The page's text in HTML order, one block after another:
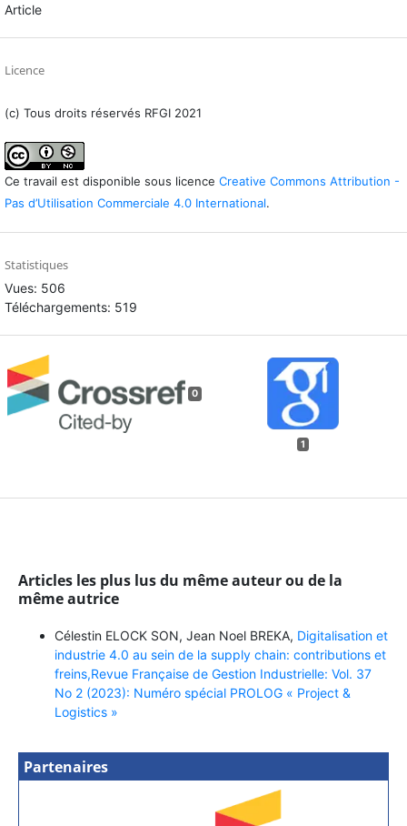
Article
Licence
(c) Tous droits réservés RFGI 2021
Ce travail est disponible sous licence Creative Commons Attribution -
Pas d’Utilisation Commerciale 4.0 International.
Statistiques
Vues: 506
Téléchargements: 519
0
1
Articles les plus lus du même auteur ou de la
même autrice
Célestin ELOCK SON, Jean Noel BREKA, Digitalisation et
industrie 4.0 au sein de la supply chain: contributions et
freins,Revue Française de Gestion Industrielle: Vol. 37
No 2 (2023): Numéro spécial PROLOG « Project &
Logistics »
Partenaires